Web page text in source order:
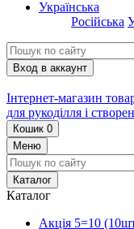
Українська
Російська
Вход в аккаунт
Інтернет-магазин
для рукоділля і
Кошик 0
Меню
Каталог
Каталог
Акція 5=10